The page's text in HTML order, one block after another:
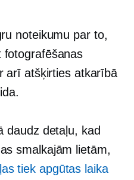
noteikumu par to,
fotografēšanas
arī atšķirties atkarībā
daudz detaļu, kad
smalkajām lietām,
tiek apgūtas laika